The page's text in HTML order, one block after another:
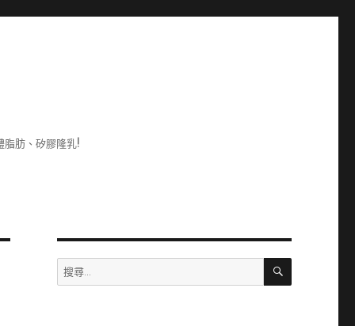
脂肪、矽膠隆乳!
搜
尋
搜